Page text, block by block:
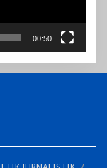
00:50